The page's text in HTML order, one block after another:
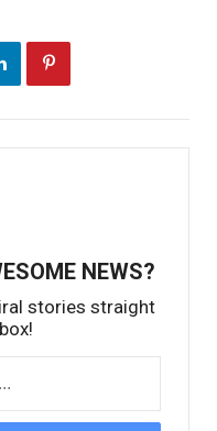
NEWS?
stories straight